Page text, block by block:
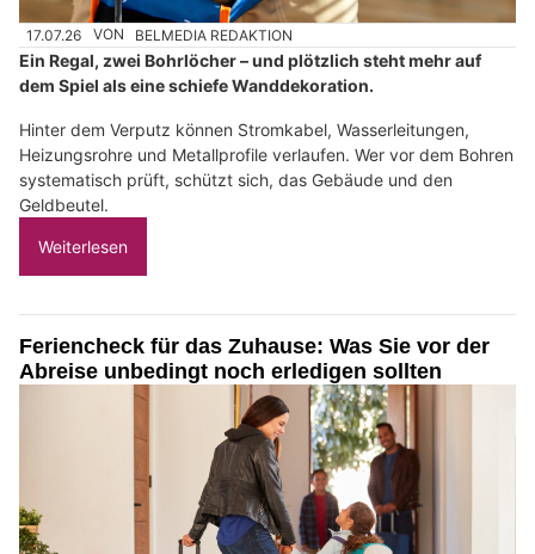
17.07.26 VON BELMEDIA REDAKTION
Ein Regal, zwei Bohrlöcher – und plötzlich steht mehr auf
dem Spiel als eine schiefe Wanddekoration.
Hinter dem Verputz können Stromkabel, Wasserleitungen,
Heizungsrohre und Metallprofile verlaufen. Wer vor dem Bohren
systematisch prüft, schützt sich, das Gebäude und den
Geldbeutel.
Weiterlesen
Feriencheck für das Zuhause: Was Sie vor der
Abreise unbedingt noch erledigen sollten